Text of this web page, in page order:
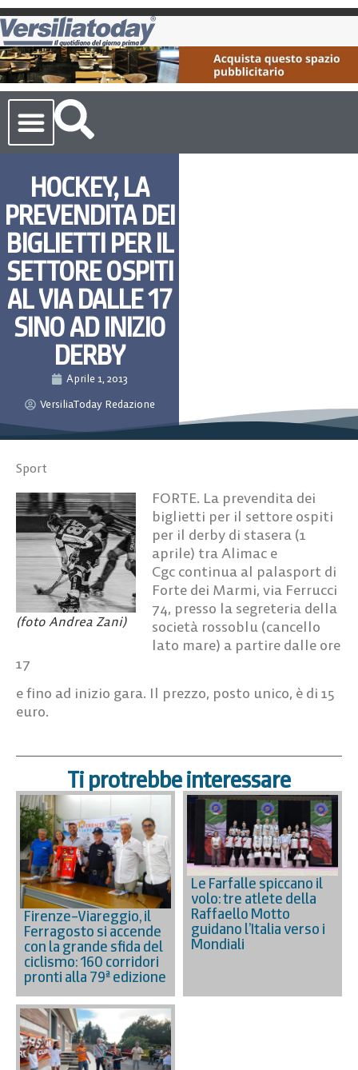
HOCKEY, LA
PREVENDITA DEI
BIGLIETTI PER IL
SETTORE OSPITI
AL VIA DALLE 17
SINO AD INIZIO
DERBY
Aprile 1, 2013
VersiliaToday Redazione
Sport
(foto Andrea Zani)
FORTE. La prevendita dei
biglietti per il settore ospiti
per il derby di stasera (1
aprile) tra Alimac e
Cgc continua al palasport di
Forte dei Marmi, via Ferrucci
74, presso la segreteria della
società rossoblu (cancello
lato mare) a partire dalle ore
17
e fino ad inizio gara. Il prezzo, posto unico, è di 15
euro.
Ti protrebbe interessare
Firenze–Viareggio, il
Ferragosto si accende
con la grande sfida del
ciclismo: 160 corridori
pronti alla 79ª edizione
Le Farfalle spiccano il
volo: tre atlete della
Raffaello Motto
guidano l’Italia verso i
Mondiali